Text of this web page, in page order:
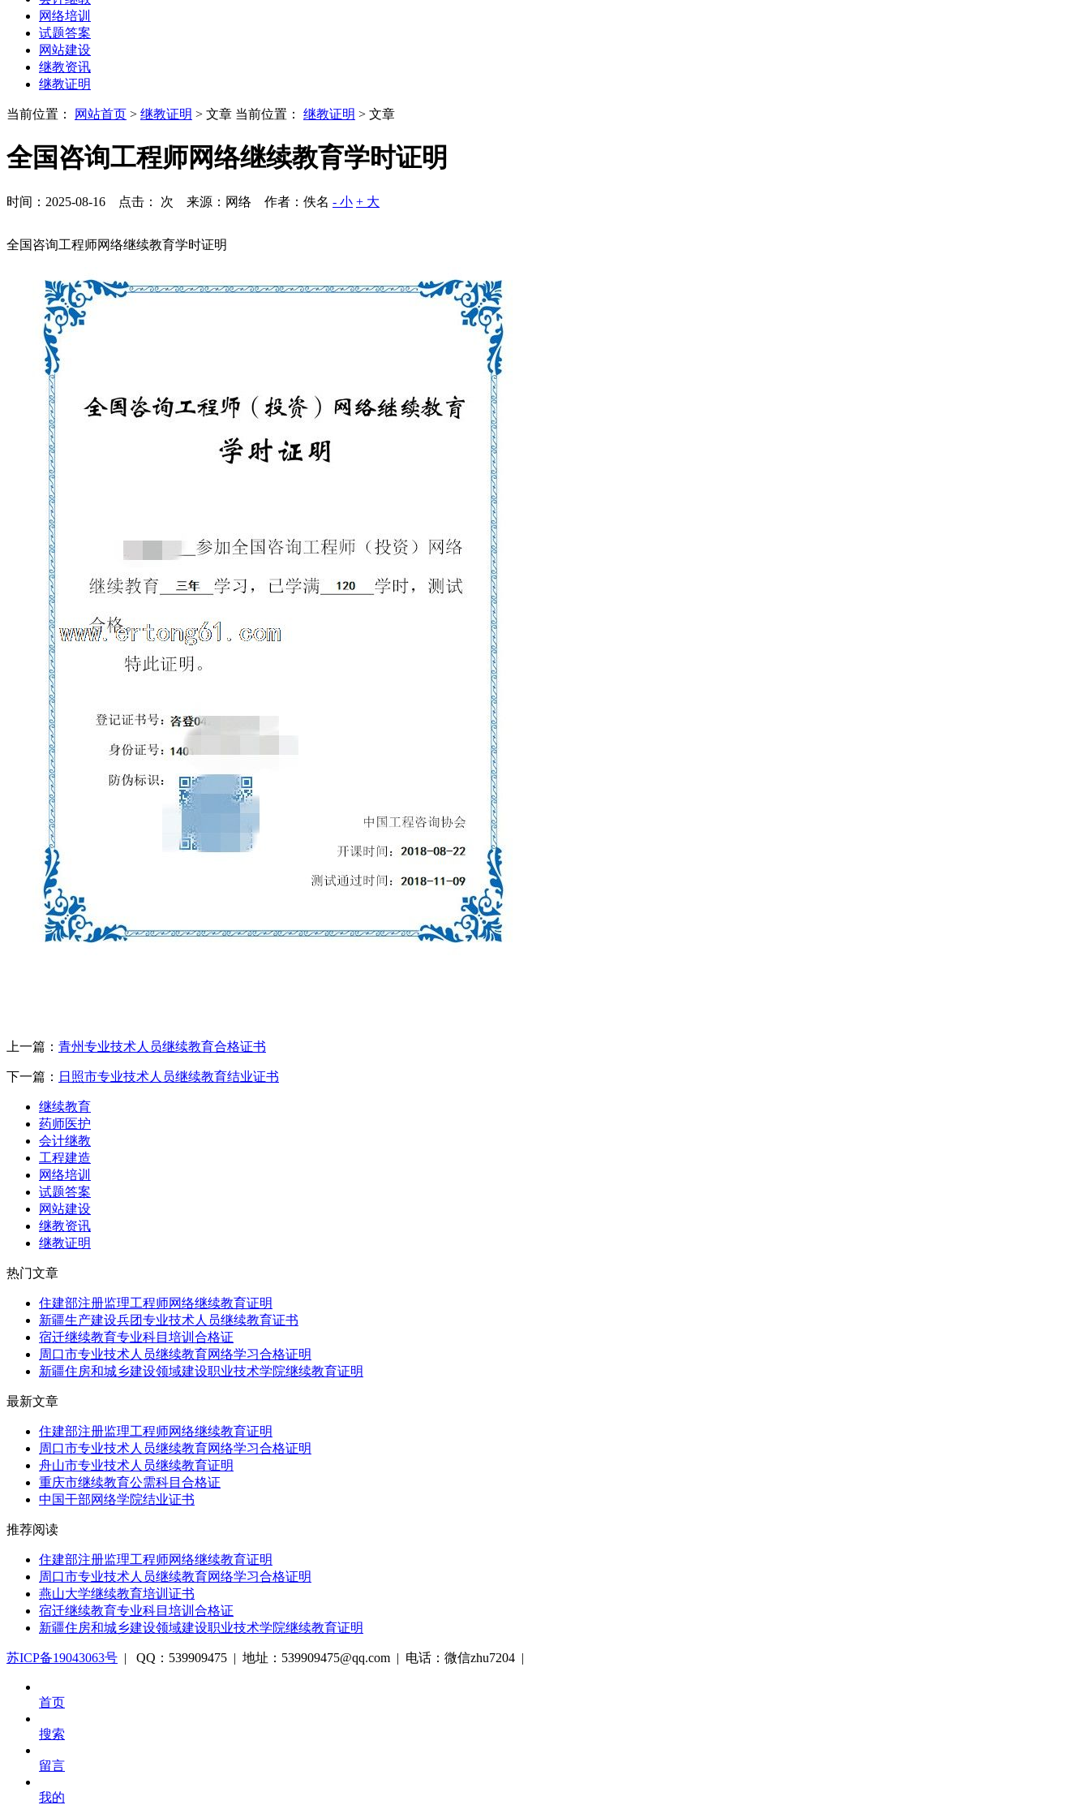
网络培训
试题答案
网站建设
继教资讯
继教证明
当前位置： 网站首页 > 继教证明 > 文章 当前位置： 继教证明 > 文章
全国咨询工程师网络继续教育学时证明
时间：2025-08-16 点击： 次 来源：网络 作者：佚名 - 小 + 大
全国咨询工程师网络继续教育学时证明
上一篇： 青州专业技术人员继续教育合格证书
下一篇： 日照市专业技术人员继续教育结业证书
继续教育
药师医护
会计继教
工程建造
网络培训
试题答案
网站建设
继教资讯
继教证明
热门文章
住建部注册监理工程师网络继续教育证明
新疆生产建设兵团专业技术人员继续教育证书
宿迁继续教育专业科目培训合格证
周口市专业技术人员继续教育网络学习合格证明
新疆住房和城乡建设领域建设职业技术学院继续教育证明
最新文章
住建部注册监理工程师网络继续教育证明
周口市专业技术人员继续教育网络学习合格证明
舟山市专业技术人员继续教育证明
重庆市继续教育公需科目合格证
中国干部网络学院结业证书
推荐阅读
住建部注册监理工程师网络继续教育证明
周口市专业技术人员继续教育网络学习合格证明
燕山大学继续教育培训证书
宿迁继续教育专业科目培训合格证
新疆住房和城乡建设领域建设职业技术学院继续教育证明
苏ICP备19043063号 | QQ：539909475 | 地址：539909475@qq.com | 电话：微信zhu7204 |
首页
搜索
留言
我的